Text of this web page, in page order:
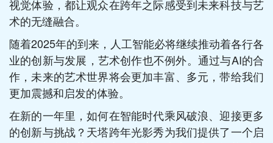
视觉体验，都让观众在跨年之际感受到未来科技与艺
术的无缝融合。
随着2025年的到来，人工智能必将继续推动着各行各
业的创新与发展，艺术创作也不例外。通过与AI的合
作，未来的艺术世界将会更加丰富、多元，带给我们
更加震撼和启发的体验。
在新的一年里，如何在智能时代乘风破浪、迎接更多
的创新与挑战？天塔跨年光影秀为我们提供了一个启